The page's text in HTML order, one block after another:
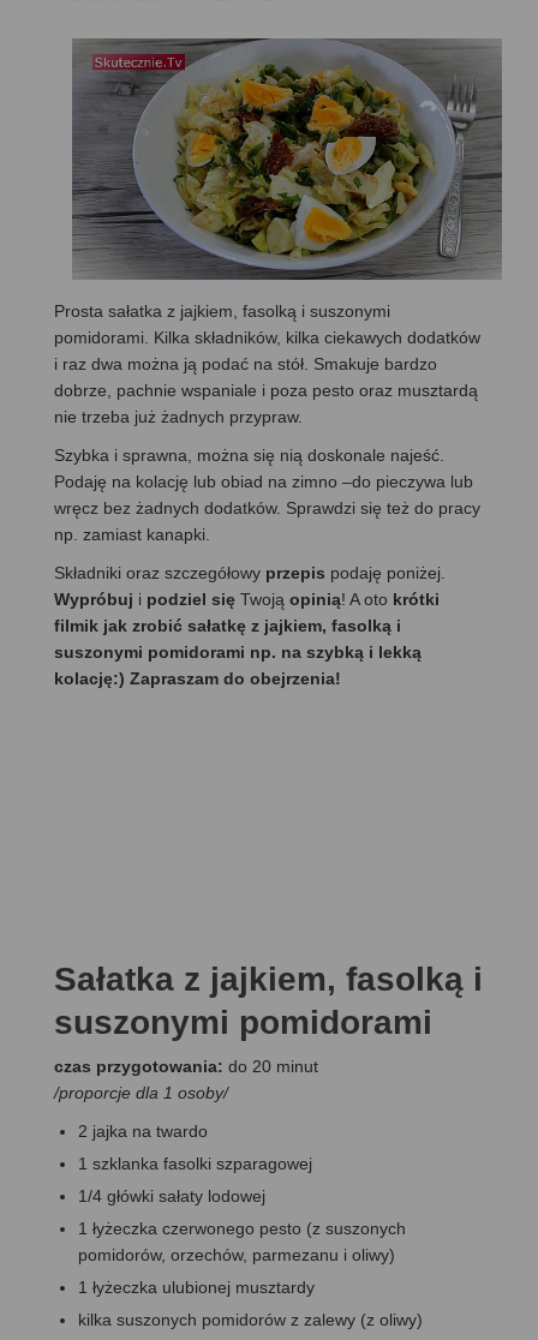
Prosta sałatka z jajkiem, fasolką i suszonymi
pomidorami. Kilka składników, kilka ciekawych dodatków
i raz dwa można ją podać na stół. Smakuje bardzo
dobrze, pachnie wspaniale i poza pesto oraz musztardą
nie trzeba już żadnych przypraw.
Szybka i sprawna, można się nią doskonale najeść.
Podaję na kolację lub obiad na zimno –do pieczywa lub
wręcz bez żadnych dodatków. Sprawdzi się też do pracy
np. zamiast kanapki.
Składniki oraz szczegółowy przepis podaję poniżej.
Wypróbuj i podziel się Twoją opinią! A oto krótki
filmik jak zrobić sałatkę z jajkiem, fasolką i
suszonymi pomidorami np. na szybką i lekką
kolację:) Zapraszam do obejrzenia!
Sałatka z jajkiem, fasolką i
suszonymi pomidorami
czas przygotowania: do 20 minut
/proporcje dla 1 osoby/
2 jajka na twardo
1 szklanka fasolki szparagowej
1/4 główki sałaty lodowej
1 łyżeczka czerwonego pesto (z suszonych
pomidorów, orzechów, parmezanu i oliwy)
1 łyżeczka ulubionej musztardy
kilka suszonych pomidorów z zalewy (z oliwy)